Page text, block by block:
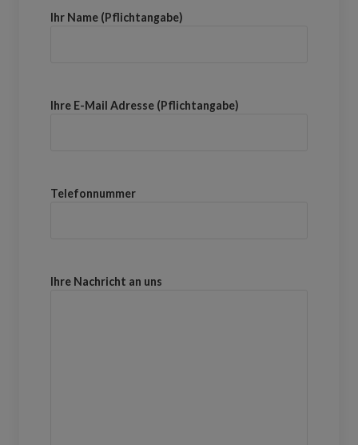
Ihr Name (Pflichtangabe)
Ihre E-Mail Adresse (Pflichtangabe)
Telefonnummer
Ihre Nachricht an uns